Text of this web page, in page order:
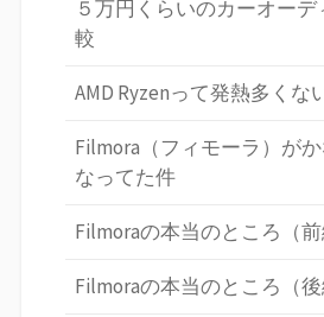
５万円くらいのカーオー
較
AMD Ryzenって発熱多くな
Filmora（フィモーラ）が
なってた件
Filmoraの本当のところ（前
Filmoraの本当のところ（後